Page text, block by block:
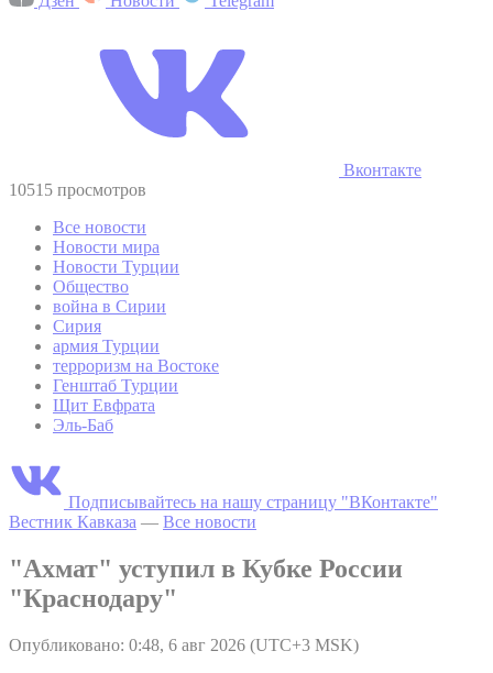
Вконтакте
10515 просмотров
Все новости
Новости мира
Новости Турции
Общество
война в Сирии
Сирия
армия Турции
терроризм на Востоке
Генштаб Турции
Щит Евфрата
Эль-Баб
Подписывайтесь на нашу страницу "ВКонтакте"
Вестник Кавказа — Все новости
"Ахмат" уступил в Кубке России
"Краснодару"
Опубликовано: 0:48, 6 авг 2026 (UTC+3 MSK)